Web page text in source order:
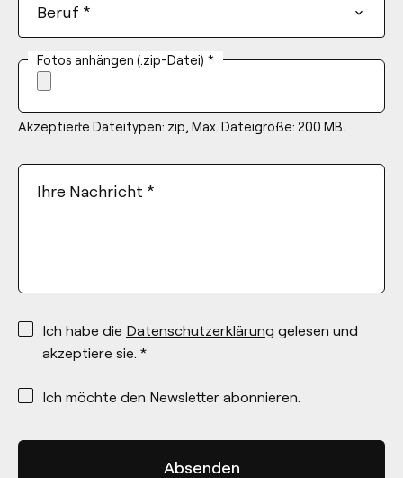
Beruf *
Fotos anhängen (.zip-Datei) *
Akzeptierte Dateitypen: zip, Max. Dateigröße: 200 MB.
Ihre Nachricht *
*
Ich habe die Datenschutzerklärung gelesen und
akzeptiere sie. *
*
Ich möchte den Newsletter abonnieren.